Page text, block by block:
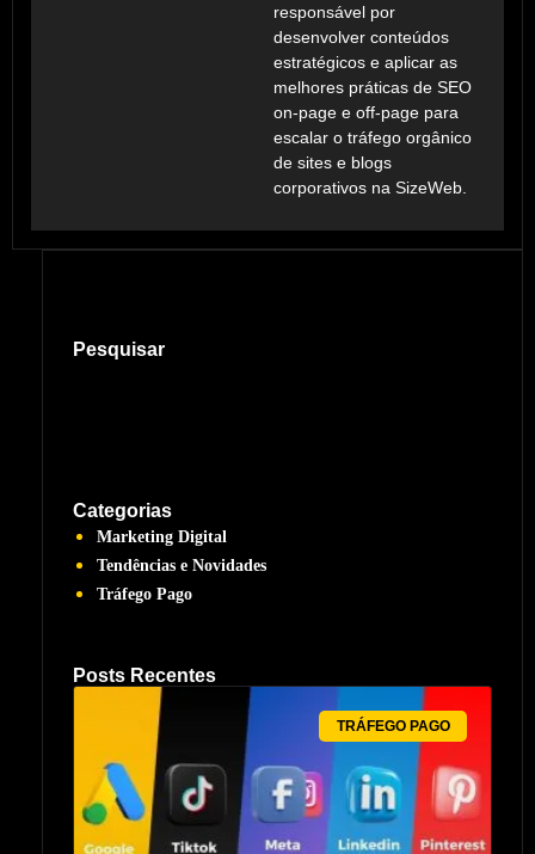
responsável por
desenvolver conteúdos
estratégicos e aplicar as
melhores práticas de SEO
on-page e off-page para
escalar o tráfego orgânico
de sites e blogs
corporativos na SizeWeb.
Pesquisar
Categorias
Marketing Digital
Tendências e Novidades
Tráfego Pago
Posts Recentes
TRÁFEGO PAGO